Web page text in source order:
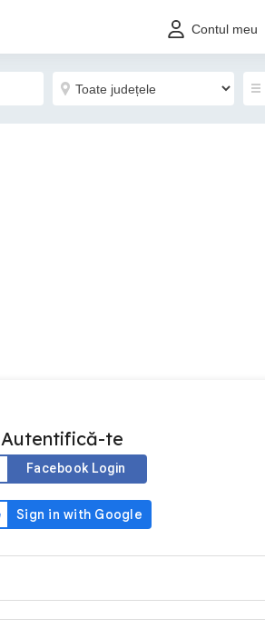
Contul meu
Autentifică-te
Facebook Login